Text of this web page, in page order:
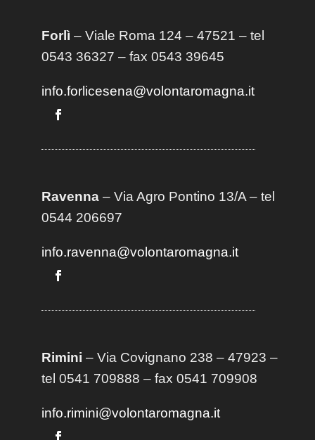
Forlì – Viale Roma 124 – 47521 – tel
0543 36327 – fax 0543 39645
info.forlicesena@volontaromagna.it
Ravenna– Via Agro Pontino 13/A– tel
0544 206697
info.ravenna@volontaromagna.it
Rimini – Via Covignano 238 – 47923 –
tel 0541 709888 – fax 0541 709908
info.rimini@volontaromagna.it